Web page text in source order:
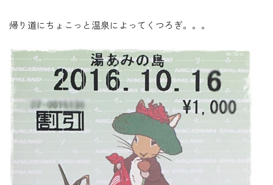
帰り道にちょこっと温泉によってくつろぎ。。。